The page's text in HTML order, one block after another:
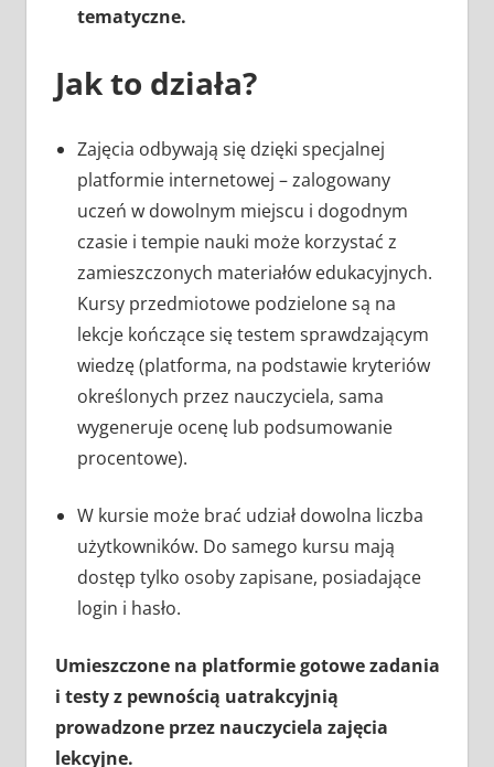
tematyczne.
Jak to działa?
Zajęcia odbywają się dzięki specjalnej
platformie internetowej – zalogowany
uczeń w dowolnym miejscu i dogodnym
czasie i tempie nauki może korzystać z
zamieszczonych materiałów edukacyjnych.
Kursy przedmiotowe podzielone są na
lekcje kończące się testem sprawdzającym
wiedzę (platforma, na podstawie kryteriów
określonych przez nauczyciela, sama
wygeneruje ocenę lub podsumowanie
procentowe).
W kursie może brać udział dowolna liczba
użytkowników. Do samego kursu mają
dostęp tylko osoby zapisane, posiadające
login i hasło.
Umieszczone na platformie gotowe zadania
i testy z pewnością uatrakcyjnią
prowadzone przez nauczyciela zajęcia
lekcyjne.